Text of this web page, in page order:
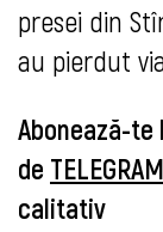
presei din
au pierdut
Abonează-
de TELEGRAM
calitativ